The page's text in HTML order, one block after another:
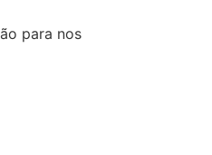
para nos